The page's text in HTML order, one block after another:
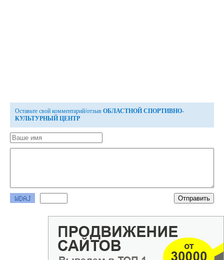
Оставьте свой комментарий/отзыв ОБЛАСТНОЙ СПОРТИВНО-
КУЛЬТУРНЫЙ ЦЕНТР